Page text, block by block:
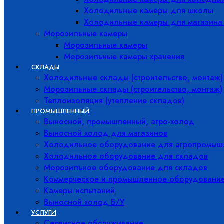
Холодильные камеры для школы
Холодильные камеры для магазина
Морозильные камеры
Морозильные камеры
Морозильные камеры хранения
СКЛАДЫ
Холодильные склады (строительство, монтаж)
Морозильные склады (строительство, монтаж)
Теплоизоляция (утепление складов)
ПРОМЫШЛЕННЫЙ
Выносной, промышленный, агро-холод
Выносной холод для магазинов
Холодильное оборудование для
Холодильное оборудование для складов
Морозильное оборудование для складов
Коммерческое и промышленное
Камеры испытаний
Выносной холод Б/У
УСЛУГИ